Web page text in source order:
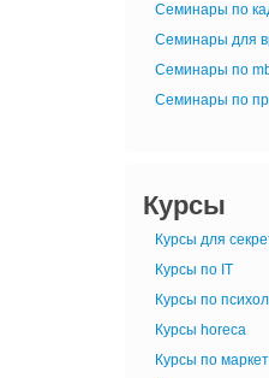
Семинары по
Семинары для
Семинары по
Семинары по
Курсы
Курсы для
Курсы по IT
Курсы по
Курсы horeca
Курсы по